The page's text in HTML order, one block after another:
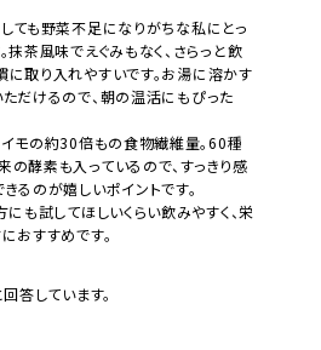
ても野菜不足になりがちな私にとっ
抹茶風味でえぐみもなく、さらっと飲
取り入れやすいです。お湯に溶かす
だけるので、朝の温活にもぴった
モの約30倍もの食物繊維量。60種
酵素も入っているので、すっきり感
るのが嬉しいポイントです。
も試してほしいくらい飲みやすく、栄
おすすめです。
答しています。